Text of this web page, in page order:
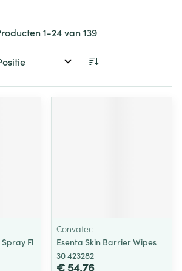
1-24van139
op:
Fl
Convatec
Esenta Skin Barrier Wipes
30 423282
€ 54,76